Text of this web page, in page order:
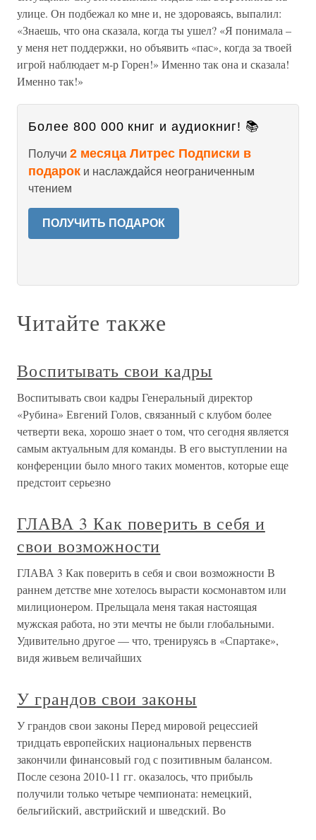
улице. Он подбежал ко мне и, не здороваясь, выпалил:
«Знаешь, что она сказала, когда ты ушел? «Я понимала –
у меня нет поддержки, но объявить «пас», когда за твоей
игрой наблюдает м-р Горен!» Именно так она и сказала!
Именно так!»
Более 800 000 книг и аудиокниг! 📚
Получи 2 месяца Литрес Подписки в
подарок и наслаждайся неограниченным
чтением
ПОЛУЧИТЬ ПОДАРОК
Читайте также
Воспитывать свои кадры
Воспитывать свои кадры Генеральный директор
«Рубина» Евгений Голов, связанный с клубом более
четверти века, хорошо знает о том, что сегодня является
самым актуальным для команды. В его выступлении на
конференции было много таких моментов, которые еще
предстоит серьезно
ГЛАВА 3 Как поверить в себя и
свои возможности
ГЛАВА 3 Как поверить в себя и свои возможности В
раннем детстве мне хотелось вырасти космонавтом или
милиционером. Прельщала меня такая настоящая
мужская работа, но эти мечты не были глобальными.
Удивительно другое — что, тренируясь в «Спартаке»,
видя живьем величайших
У грандов свои законы
У грандов свои законы Перед мировой рецессией
тридцать европейских национальных первенств
закончили финансовый год с позитивным балансом.
После сезона 2010-11 гг. оказалось, что прибыль
получили только четыре чемпионата: немецкий,
бельгийский, австрийский и шведский. Во